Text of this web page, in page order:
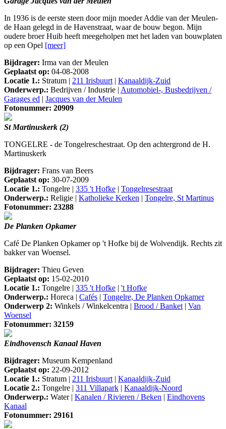
In 1936 is de eerste steen door mijn moeder Addie van der Meulen-
de Haan gelegd in de Havenstraat, waar de bouw begon. Mijn
oudere broer Huib heeft meegeholpen met het laden van bouwplaten
op een Opel [meer]
Bijdrager: Irma van der Meulen
Geplaatst op: 04-08-2008
Locatie 1.: Stratum | 211 Irisbuurt | Kanaaldijk-Zuid
Onderwerp.: Bedrijven / Industrie | Automobiel-, Busbedrijven /
Garages ed | Jacques van der Meulen
Fotonummer: 20909
St Martinuskerk (2)
TONGELRE - de Tongelreschestraat. Op den achtergrond de H.
Martinuskerk
Bijdrager: Frans van Beers
Geplaatst op: 30-07-2009
Locatie 1.: Tongelre | 335 't Hofke | Tongelresestraat
Onderwerp.: Religie | Katholieke Kerken | Tongelre, St Martinus
Fotonummer: 23288
De Planken Opkamer
Café De Planken Opkamer op 't Hofke bij de Wolvendijk. Rechts zit
bakker van Woensel.
Bijdrager: Thieu Geven
Geplaatst op: 15-02-2010
Locatie 1.: Tongelre | 335 't Hofke | 't Hofke
Onderwerp.: Horeca | Cafés | Tongelre, De Planken Opkamer
Onderwerp 2: Winkels / Winkelcentra | Brood / Banket | Van
Woensel
Fotonummer: 32159
Eindhovensch Kanaal Haven
Bijdrager: Museum Kempenland
Geplaatst op: 22-09-2012
Locatie 1.: Stratum | 211 Irisbuurt | Kanaaldijk-Zuid
Locatie 2.: Tongelre | 311 Villapark | Kanaaldijk-Noord
Onderwerp.: Water | Kanalen / Rivieren / Beken | Eindhovens
Kanaal
Fotonummer: 29161